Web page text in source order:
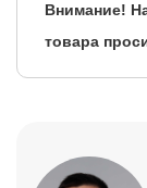
Внимание!
товара